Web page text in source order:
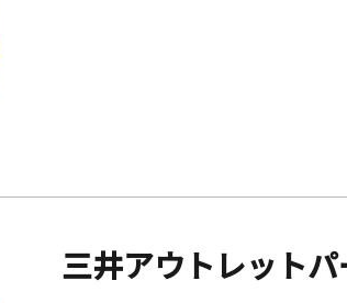
三井アウトレットパ